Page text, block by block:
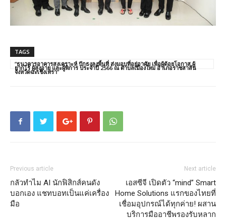
TAGS
“ธนาคารอาคารสงเคราะห์ ปักธงลงพื้นที่ ส่งมอบที่อยู่อาศัย เพื่อผู้ด้อยโอกาส ผู้
ยากไร้ ผู้สูงอายุ และผู้พิการ ประจำปี 2566 ณ ตำบลเมืองใหม่ อำเภอราชสาส์น
จังหวัดฉะเชิงเทรา”
Previous article
กลัวทำไม AI นักฟิสิกส์คนดัง
บอกเอง แชทบอทเป็นแค่เครื่อง
มือ
Next article
เอสซีจี เปิดตัว “mind” Smart
Home Solutions แรกของไทยที่
เชื่อมอุปกรณ์ได้ทุกค่าย! ผสาน
บริการมืออาชีพรองรับหลาก